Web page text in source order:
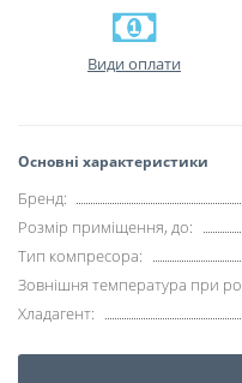
Види оплати
Основні характеристики
Бренд:
Розмір приміщення, до:
Тип компресора:
Зовнішня температура при
Хладагент: